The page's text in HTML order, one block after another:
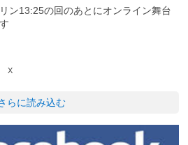
ン13:25の回のあとにオンライン舞台
X
らに読み込む